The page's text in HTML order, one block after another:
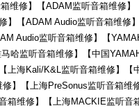
维修】【ADAM监听音箱维修
】【ADAM Audio监听音箱维修
Audio监听音箱维修】【
哈监听音箱维修】【中国
上海Kali/K&L监听音箱维修】
】【上海PreSonus监听音箱
箱维修】【上海MACKIE监听